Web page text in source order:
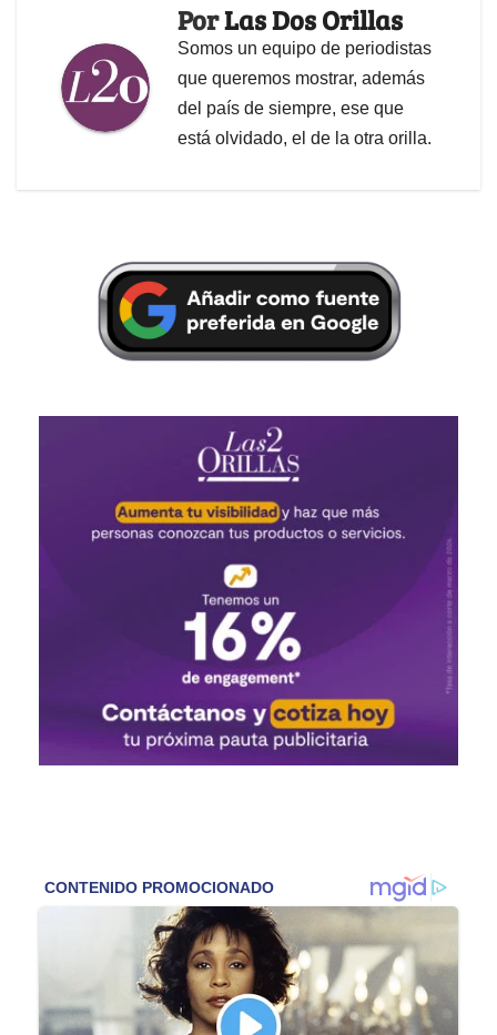
PorLas Dos Orillas
Somos un equipo de periodistas
que queremos mostrar, además
del país de siempre, ese que
está olvidado, el de la otra orilla.